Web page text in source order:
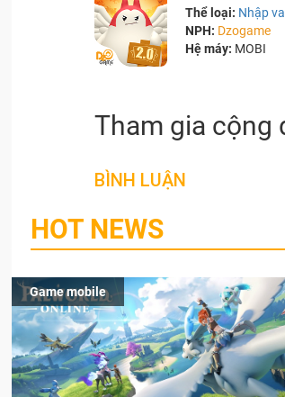
Thể loại: Nhập
NPH: Dzogame
Hệ máy: MOBI
Tham gia cộng
BÌNH LUẬN
HOT NEWS
Game mobile